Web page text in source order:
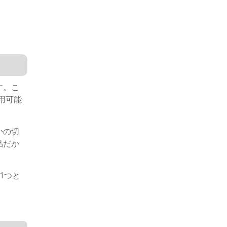
こ
可能
の切
だか
つと